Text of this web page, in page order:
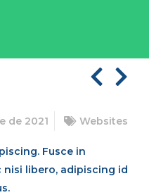
de 2021 Websites
Fusce in
nisi libero, adipiscing id